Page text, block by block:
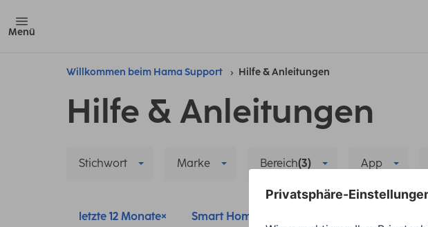
Menü
Willkommen beim Hama Support Hilfe & Anleitungen
Hilfe & Anleitungen
Stichwort Marke Bereich(3) App
letzte 12 Monate Smart Home